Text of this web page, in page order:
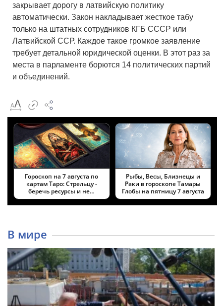
закрывает дорогу в латвийскую политику
автоматически. Закон накладывает жесткое табу
только на штатных сотрудников КГБ СССР или
Латвийской ССР. Каждое такое громкое заявление
требует детальной юридической оценки. В этот раз за
места в парламенте борются 14 политических партий
и объединений.
Гороскоп на 7 августа по
картам Таро: Стрельцу -
беречь ресурсы и не…
Рыбы, Весы, Близнецы и
Раки в гороскопе Тамары
Глобы на пятницу 7 августа
В мире